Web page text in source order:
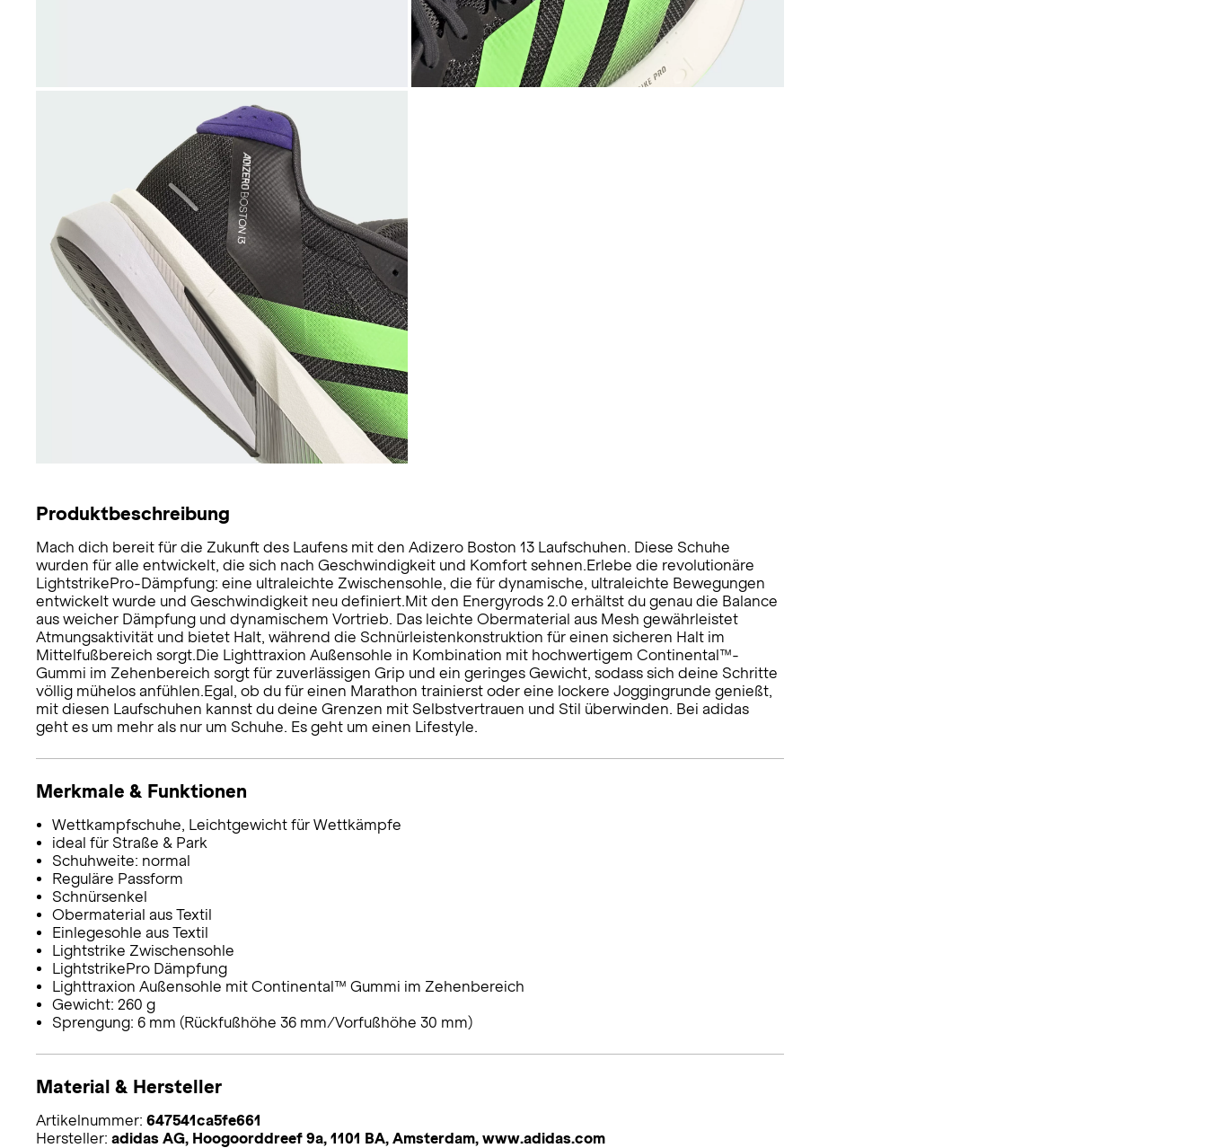
Produktbeschreibung
Mach dich bereit für die Zukunft des Laufens mit den Adizero Boston 13 Laufschuhen. Diese Schuhe
wurden für alle entwickelt, die sich nach Geschwindigkeit und Komfort sehnen.Erlebe die revolutionäre
LightstrikePro-Dämpfung: eine ultraleichte Zwischensohle, die für dynamische, ultraleichte Bewegungen
entwickelt wurde und Geschwindigkeit neu definiert.Mit den Energyrods 2.0 erhältst du genau die Balance
aus weicher Dämpfung und dynamischem Vortrieb. Das leichte Obermaterial aus Mesh gewährleistet
Atmungsaktivität und bietet Halt, während die Schnürleistenkonstruktion für einen sicheren Halt im
Mittelfußbereich sorgt.Die Lighttraxion Außensohle in Kombination mit hochwertigem Continental™-
Gummi im Zehenbereich sorgt für zuverlässigen Grip und ein geringes Gewicht, sodass sich deine Schritte
völlig mühelos anfühlen.Egal, ob du für einen Marathon trainierst oder eine lockere Joggingrunde genießt,
mit diesen Laufschuhen kannst du deine Grenzen mit Selbstvertrauen und Stil überwinden. Bei adidas
geht es um mehr als nur um Schuhe. Es geht um einen Lifestyle.
Merkmale & Funktionen
Wettkampfschuhe, Leichtgewicht für Wettkämpfe
ideal für Straße & Park
Schuhweite: normal
Reguläre Passform
Schnürsenkel
Obermaterial aus Textil
Einlegesohle aus Textil
Lightstrike Zwischensohle
LightstrikePro Dämpfung
Lighttraxion Außensohle mit Continental™ Gummi im Zehenbereich
Gewicht: 260 g
Sprengung: 6 mm (Rückfußhöhe 36 mm/Vorfußhöhe 30 mm)
Material & Hersteller
Artikelnummer: 647541ca5fe661
Hersteller: adidas AG, Hoogoorddreef 9a, 1101 BA, Amsterdam, www.adidas.com